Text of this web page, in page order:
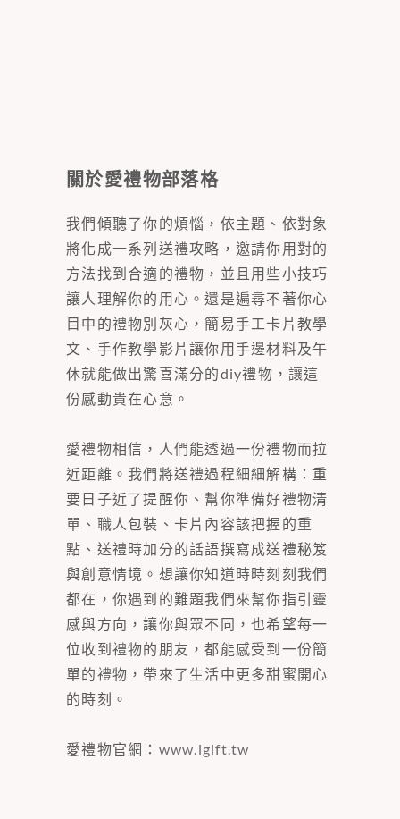
關於愛禮物部落格
我們傾聽了你的煩惱，依主題、依對象
將化成一系列送禮攻略，邀請你用對的
方法找到合適的禮物，並且用些小技巧
讓人理解你的用心。還是遍尋不著你心
目中的禮物別灰心，簡易手工卡片教學
文、手作教學影片讓你用手邊材料及午
休就能做出驚喜滿分的diy禮物，讓這
份感動貴在心意。
愛禮物相信，人們能透過一份禮物而拉
近距離。我們將送禮過程細細解構：重
要日子近了提醒你、幫你準備好禮物清
單、職人包裝、卡片內容該把握的重
點、送禮時加分的話語撰寫成送禮秘笈
與創意情境。想讓你知道時時刻刻我們
都在，你遇到的難題我們來幫你指引靈
感與方向，讓你與眾不同，也希望每一
位收到禮物的朋友，都能感受到一份簡
單的禮物，帶來了生活中更多甜蜜開心
的時刻。
愛禮物官網： www.igift.tw